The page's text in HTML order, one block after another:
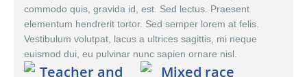
commodo quis, gravida id, est. Sed lectus. Praesent
elementum hendrerit tortor. Sed semper lorem at felis.
Vestibulum volutpat, lacus a ultrices sagittis, mi neque
euismod dui, eu pulvinar nunc sapien ornare nisl.